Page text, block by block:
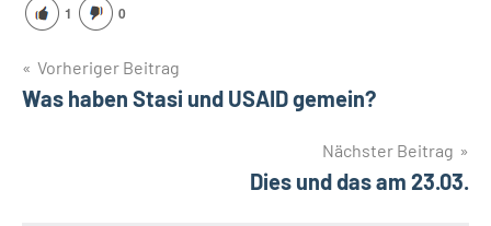
1 0
Beitragsnavigation
Vorheriger Beitrag
Was haben Stasi und USAID gemein?
Nächster Beitrag
Dies und das am 23.03.